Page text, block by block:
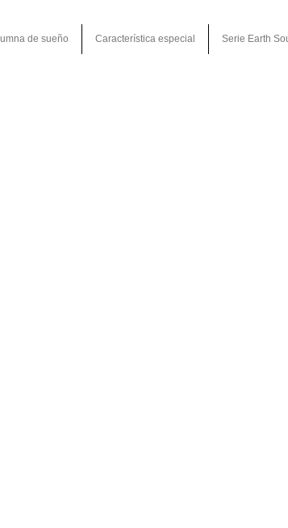
de sueño Característica especial Serie Earth